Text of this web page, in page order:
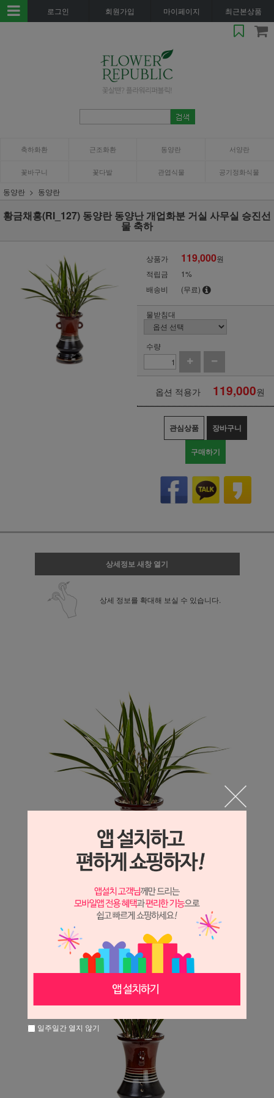
로그인 회원가입 마이페이지 최근본상품
축하화환 근조화환 동양란 서양란
꽃바구니 꽃다발 관엽식물 공기정화식물
동양란 동양란
황금채홍(RI_127) 동양란 동양난 개업화분 거실 사무실 승진선
물 축하
상품가 119,000원
적립금
1%
배송비
(무료)
물받침대
수량
옵션 적용가 119,000원
관심상품 장바구니
구매하기
상세정보 새창 열기
상세 정보를 확대해 보실 수 있습니다.
일주일간 열지 않기